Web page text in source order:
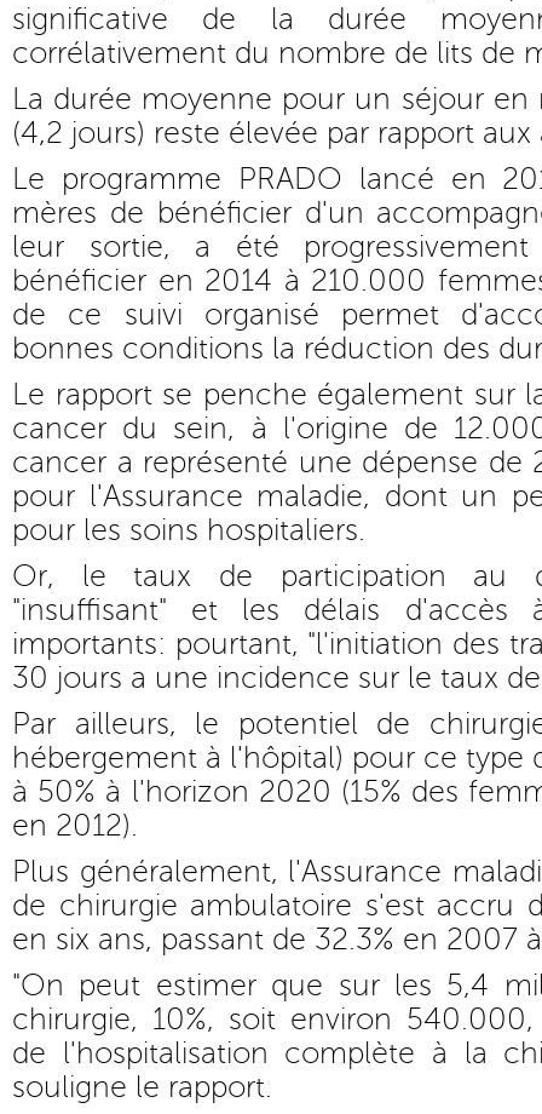
significative de la durée
corrélativement du nombre de lits de
La durée moyenne pour un séjour en
(4,2 jours) reste élevée par rapport aux
Le programme PRADO lancé en
mères de bénéficier d'un
leur sortie, a été
bénéficier en 2014 à 210.000
de ce suivi organisé permet
bonnes conditions la réduction des
Le rapport se penche également sur
cancer du sein, à l'origine de
cancer a représenté une dépense de
pour l'Assurance maladie, dont un
pour les soins hospitaliers.
Or, le taux de participation au
"insuffisant" et les délais
importants: pourtant, "l'initiation des
30 jours a une incidence sur le taux
Par ailleurs, le potentiel de
hébergement à l'hôpital) pour ce type
à 50% à l'horizon 2020 (15% des
en 2012).
Plus généralement, l'Assurance
de chirurgie ambulatoire s'est accru
en six ans, passant de 32.3% en 2007
"On peut estimer que sur les 5,4
chirurgie, 10%, soit environ
de l'hospitalisation complète à la
souligne le rapport.